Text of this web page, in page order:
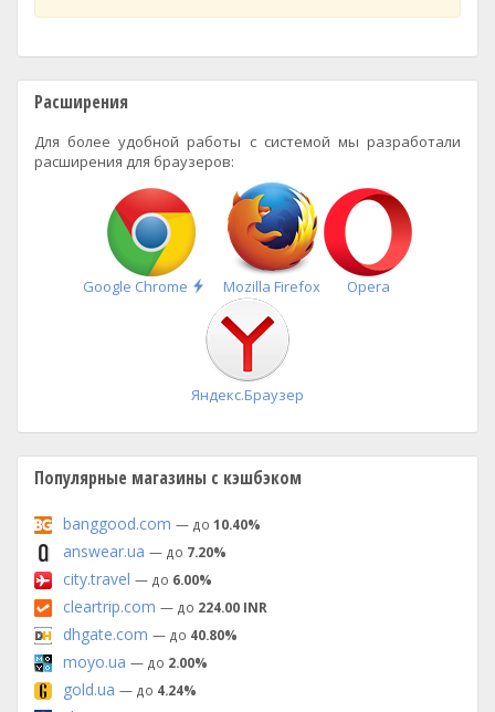
Расширения
Для более удобной работы с системой мы разработали
расширения для браузеров:
Google Chrome
Быстрая
установка
Mozilla Firefox Opera
Яндекс.Браузер
Популярные магазины с кэшбэком
banggood.com — до 10.40%
answear.ua — до 7.20%
city.travel — до 6.00%
cleartrip.com — до 224.00 INR
dhgate.com — до 40.80%
moyo.ua — до 2.00%
gold.ua — до 4.24%